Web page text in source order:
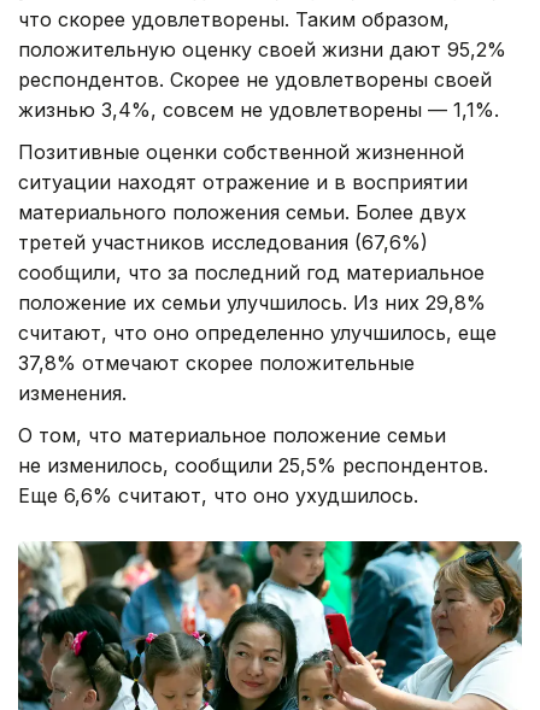
что скорее удовлетворены. Таким образом,
положительную оценку своей жизни дают 95,2%
респондентов. Скорее не удовлетворены своей
жизнью 3,4%, совсем не удовлетворены — 1,1%.
Позитивные оценки собственной жизненной
ситуации находят отражение и в восприятии
материального положения семьи. Более двух
третей участников исследования (67,6%)
сообщили, что за последний год материальное
положение их семьи улучшилось. Из них 29,8%
считают, что оно определенно улучшилось, еще
37,8% отмечают скорее положительные
изменения.
О том, что материальное положение семьи
не изменилось, сообщили 25,5% респондентов.
Еще 6,6% считают, что оно ухудшилось.